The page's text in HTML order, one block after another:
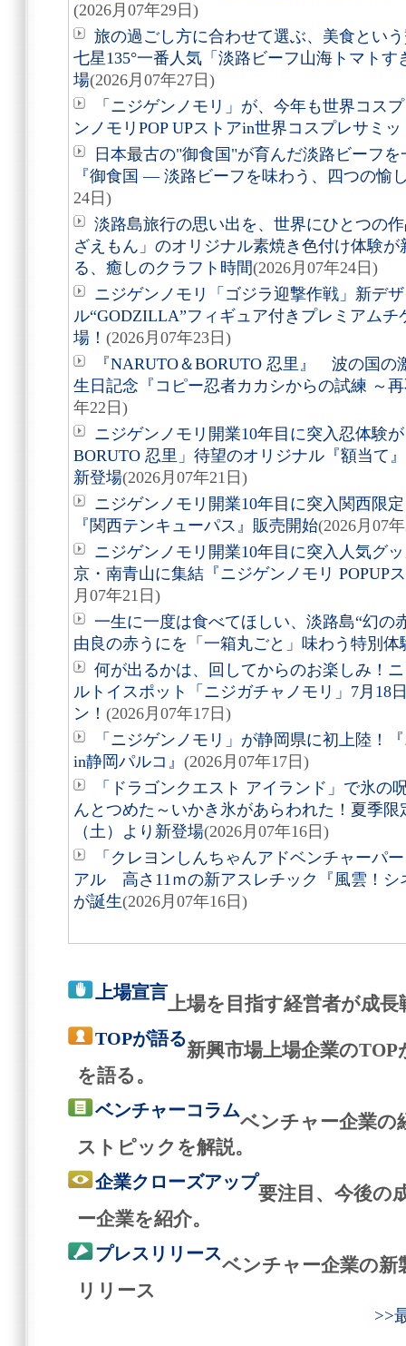
(2026月07年29日)
旅の過ごし方に合わせて選ぶ、美食とい
七星135°一番人気「淡路ビーフ山海トマト
場(2026月07年27日)
「ニジゲンノモリ」が、今年も世界コス
ンノモリPOP UPストアin世界コスプレサミッ
日本最古の"御食国"が育んだ淡路ビーフ
『御食国 ― 淡路ビーフを味わう、四つの愉
24日)
淡路島旅行の思い出を、世界にひとつの
ざえもん」のオリジナル素焼き色付け体験
る、癒しのクラフト時間(2026月07年24日)
ニジゲンノモリ「ゴジラ迎撃作戦」新デ
ル“GODZILLA”フィギュア付きプレミアム
場！ (2026月07年23日)
『NARUTO＆BORUTO 忍里』 波の国の
生日記念『コピー忍者カカシからの試練 ～
年22日)
ニジゲンノモリ開業10年目に突入忍体験
BORUTO 忍里」待望のオリジナル『額当て
新登場(2026月07年21日)
ニジゲンノモリ開業10年目に突入関西限
『関西テンキューパス』販売開始(2026月07
ニジゲンノモリ開業10年目に突入人気グ
京・南青山に集結『ニジゲンノモリ POPUP
月07年21日)
一生に一度は食べてほしい、淡路島“幻
由良の赤うにを「一箱丸ごと」味わう特別体
何が出るかは、回してからのお楽しみ！
ルトイスポット「ニジガチャノモリ」7月18
ン！ (2026月07年17日)
「ニジゲンノモリ」が静岡県に初上陸！
in静岡パルコ』 (2026月07年17日)
「ドラゴンクエスト アイランド」で氷の
んとつめた～いかき氷があらわれた！夏季
（土）より新登場(2026月07年16日)
「クレヨンしんちゃんアドベンチャーパ
アル 高さ11ｍの新アスレチック『風雲！シ
が誕生(2026月07年16日)
上場宣言
上場を目指す経営者が成
TOPが語る
新興市場上場企業の
を語る。
ベンチャーコラム
ベンチャー企業の
ストピックを解説。
企業クローズアップ
要注目、今後の
ー企業を紹介。
プレスリリース
ベンチャー企業の新
リリース
>>